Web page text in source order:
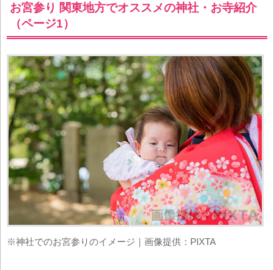
お宮参り 関東地方でオススメの神社・お寺紹介
（ページ1）
※神社でのお宮参りのイメージ｜画像提供：PIXTA